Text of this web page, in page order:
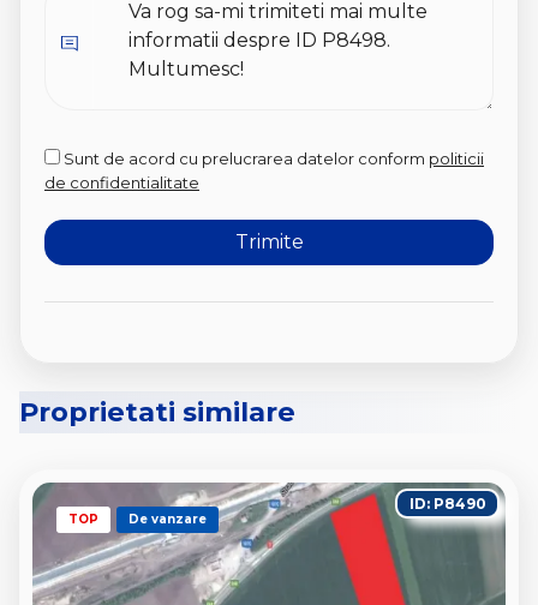
Sunt de acord cu prelucrarea datelor conform politicii
de confidentialitate
Proprietati similare
TOP De vanzare
ID: P8490